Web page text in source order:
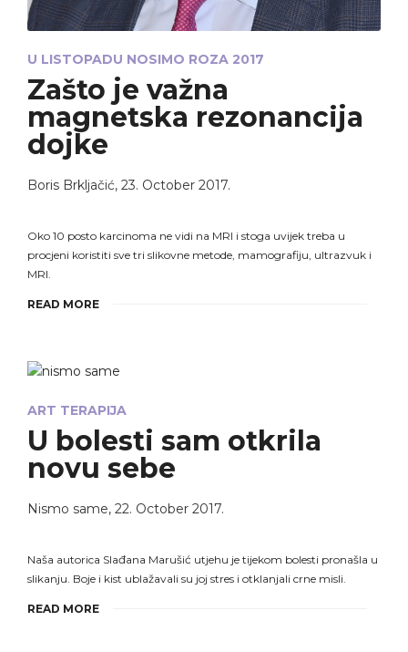
U LISTOPADU NOSIMO ROZA 2017
Zašto je važna
magnetska rezonancija
dojke
Boris Brkljačić, 23. October 2017.
Oko 10 posto karcinoma ne vidi na MRI i stoga uvijek treba u
procjeni koristiti sve tri slikovne metode, mamografiju, ultrazvuk i
MRI.
READ MORE
ART TERAPIJA
U bolesti sam otkrila
novu sebe
Nismo same, 22. October 2017.
Naša autorica Slađana Marušić utjehu je tijekom bolesti pronašla u
slikanju. Boje i kist ublažavali su joj stres i otklanjali crne misli.
READ MORE